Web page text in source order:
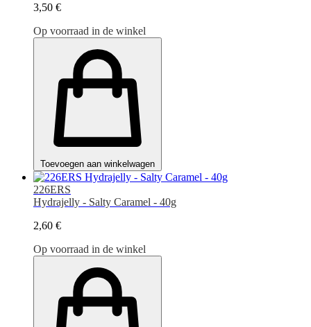
3,50 €
Op voorraad in de winkel
Toevoegen aan winkelwagen
226ERS
Hydrajelly - Salty Caramel - 40g
2,60 €
Op voorraad in de winkel